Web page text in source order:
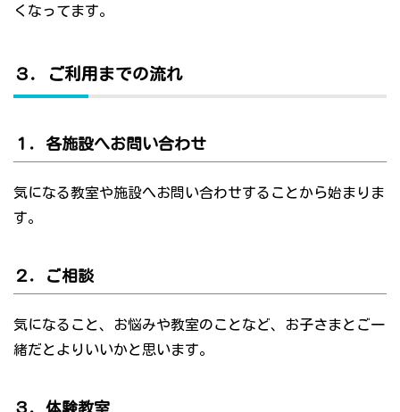
くなってます。
３．ご利用までの流れ
１．各施設へお問い合わせ
気になる教室や施設へお問い合わせすることから始まりま
す。
２．ご相談
気になること、お悩みや教室のことなど、お子さまとご一
緒だとよりいいかと思います。
３．体験教室